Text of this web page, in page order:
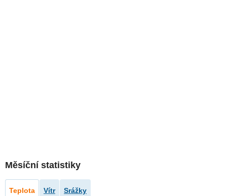
Měsíční statistiky
Teplota Vítr Srážky